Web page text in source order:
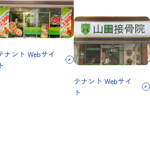
ナント Webサイ
ト
テナント Webサイ
ト